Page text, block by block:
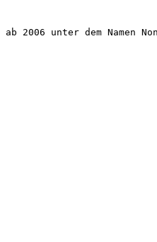
2006 unter dem